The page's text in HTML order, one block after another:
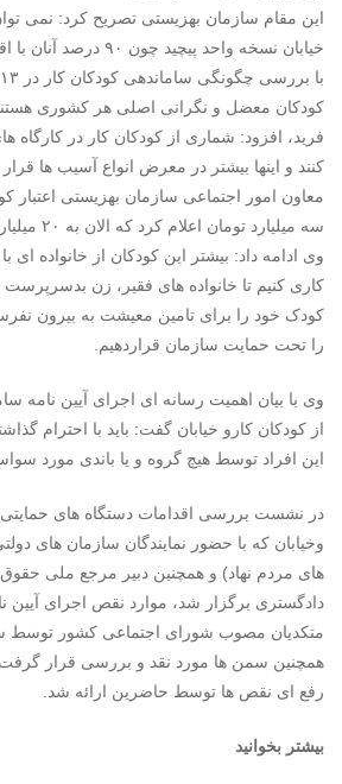
این مقام سازمان بهزیستی تصریح کرد: نمی
خیابان نسخه واحد پیچید
کودکان معضل و نگرانی اصلی هر کشوری
فرید، افزود: شماری از کودکان کار در کارگاه
کنند و اینها بیشتر در معرض انواع آسیب ها قرار
معاون امور اجتماعی سازمان بهزیستی اعتبار
سه میلیارد تومان اعلام کرد که الان به ۲۰ میلیارد تومان رسیده است .
وی ادامه داد: بیشتر این کودکان از خانواده ای
کاری کنیم تا خانواده های فقیر، زن
کودک خود را برای تامین معیشت به بیرون
را تحت حمایت سازمان قراردهیم.
وی با بیان اهمیت رسانه ای اجرای آیین نامه
از کودکان کارو خیابان گفت: باید با احترام
این افراد توسط هیچ گروه و یا باندی مورد
در نشست بررسی اقدامات دستگاه های
وخیابان که با حضور نمایندگان سازمان های
های مردم نهاد) و همچنین دبیر مرجع ملی
دادگستری برگزار شد، موارد نقص اجرای آیین
متکدیان مصوب شورای اجتماعی کشور توسط
همچنین سمن ها مورد نقد و بررسی قرار گرفت
رفع ای نقص ها توسط حاضرین ارائه شد.
بیشتر بخوانید